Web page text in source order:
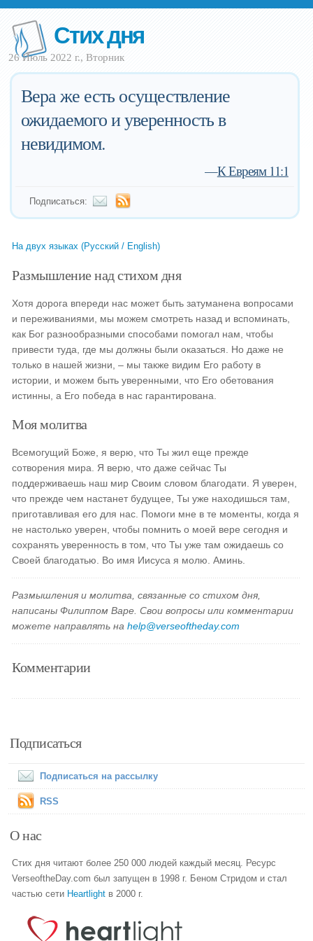
Стих дня
26 Июль 2022 г., Вторник
Вера же есть осуществление
ожидаемого и уверенность в
невидимом.
—К Евреям 11:1
Подписаться:
На двух языках (Русский / English)
Размышление над стихом дня
Хотя дорога впереди нас может быть затуманена вопросами
и переживаниями, мы можем смотреть назад и вспоминать,
как Бог разнообразными способами помогал нам, чтобы
привести туда, где мы должны были оказаться. Но даже не
только в нашей жизни, – мы также видим Его работу в
истории, и можем быть уверенными, что Его обетования
истинны, а Его победа в нас гарантирована.
Моя молитва
Всемогущий Боже, я верю, что Ты жил еще прежде
сотворения мира. Я верю, что даже сейчас Ты
поддерживаешь наш мир Своим словом благодати. Я уверен,
что прежде чем настанет будущее, Ты уже находишься там,
приготавливая его для нас. Помоги мне в те моменты, когда я
не настолько уверен, чтобы помнить о моей вере сегодня и
сохранять уверенность в том, что Ты уже там ожидаешь со
Своей благодатью. Во имя Иисуса я молю. Аминь.
Размышления и молитва, связанные со стихом дня,
написаны Филиппом Варе. Свои вопросы или комментарии
можете направлять наhelp@verseoftheday.com
Комментарии
Подписаться
Подписаться на рассылку
RSS
О нас
Стих дня читают более 250 000 людей каждый месяц. Ресурс
VerseoftheDay.com был запущен в 1998 г. Беном Стридом и стал
частью сети Heartlight в 2000 г.